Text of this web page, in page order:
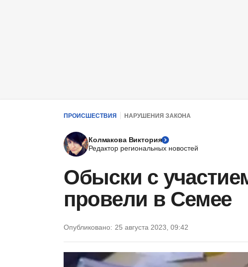
ПРОИСШЕСТВИЯ НАРУШЕНИЯ ЗАКОНА
Колмакова Виктория
Редактор региональных новостей
Обыски с
провели в Семее
Опубликовано: 25 августа 2023, 09:42